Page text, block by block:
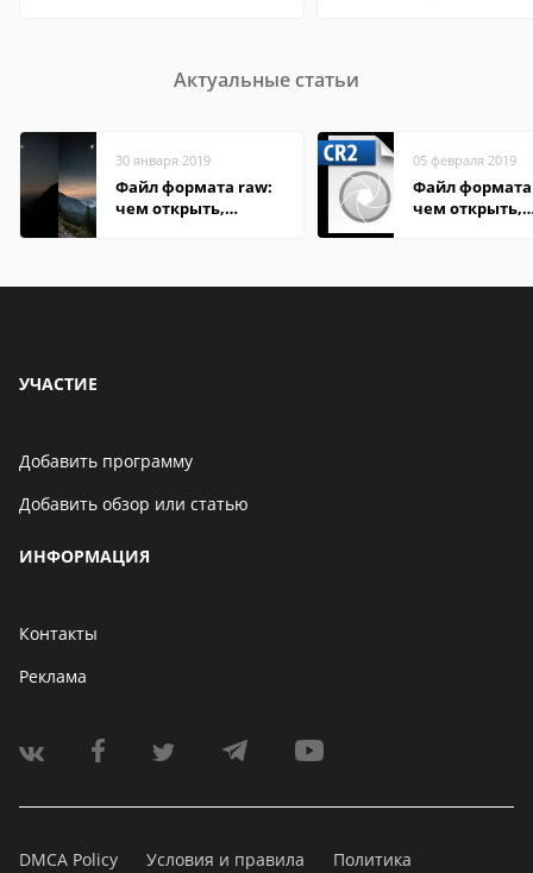
Актуальные статьи
30 января 2019
Файл формата raw:
чем открыть,
05 февраля 2019
Файл формата
чем открыть,
УЧАСТИЕ
Добавить программу
Добавить обзор или статью
ИНФОРМАЦИЯ
Контакты
Реклама
DMCA Policy Условия и правила Политика